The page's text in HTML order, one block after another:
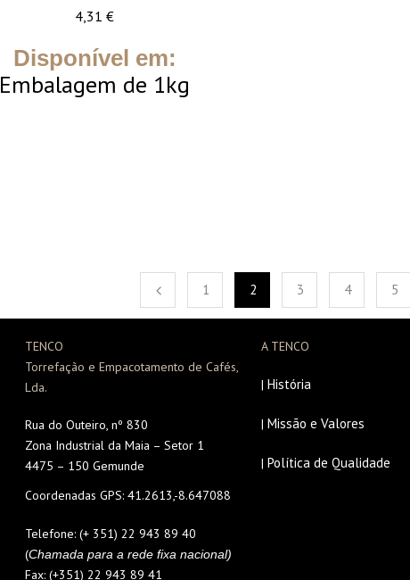
4,31 €
Disponível em:
Embalagem de 1kg
1 2 3 4 5
TENCO
Torrefação e Empacotamento de Cafés,
Lda.
Rua do Outeiro, nº 830
Zona Industrial da Maia – Setor 1
4475 – 150 Gemunde
Coordenadas GPS: 41.2613,-8.647088
Telefone: (+ 351) 22 943 89 40
(Chamada para a rede fixa nacional)
Fax: (+351) 22 943 89 41
A TENCO
|História
|Missão e Valores
|Política de Qualidade